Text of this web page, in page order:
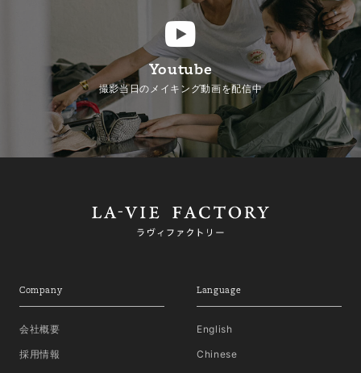
Youtube
撮影当日のメイキング動画を配信中
Company
会社概要
採用情報
Language
English
Chinese